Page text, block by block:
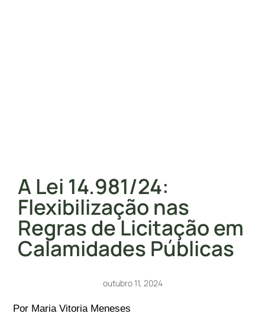
A Lei 14.981/24:
Flexibilização nas
Regras de Licitação em
Calamidades Públicas
outubro 11, 2024
Por Maria Vitoria Meneses